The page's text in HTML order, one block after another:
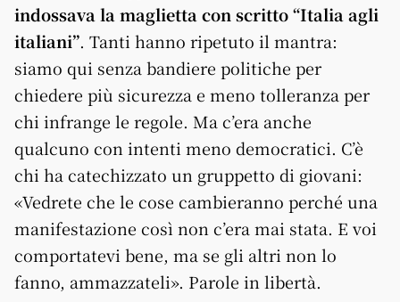
indossava la maglietta con scritto “Italia agli
italiani”. Tanti hanno ripetuto il mantra:
siamo qui senza bandiere politiche per
chiedere più sicurezza e meno tolleranza per
chi infrange le regole. Ma c’era anche
qualcuno con intenti meno democratici. C’è
chi ha catechizzato un gruppetto di giovani:
«Vedrete che le cose cambieranno perché una
manifestazione così non c’era mai stata. E voi
comportatevi bene, ma se gli altri non lo
fanno, ammazzateli». Parole in libertà.